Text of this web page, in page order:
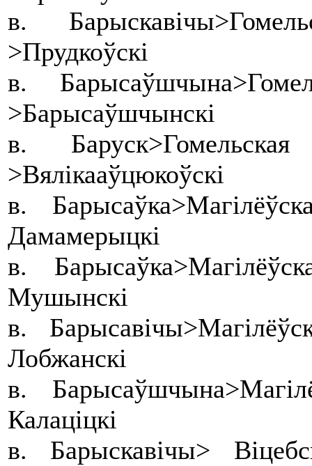
в.
>Прудкоўскі
в.
>Барысаўшчынскі
в.
>Вялікааўцюкоўскі
в.
Дамамерыцкі
в.
Мушынскі
в.
Лобжанскі
в.
Калаціцкі
в. Барыскавічы>